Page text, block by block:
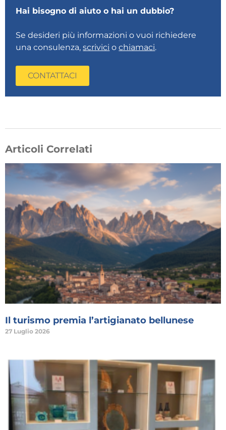
Hai bisogno di aiuto o hai un dubbio?
Se desideri più informazioni o vuoi richiedere
una consulenza,scrivici ochiamaci.
CONTATTACI
Articoli Correlati
Il turismo premia l’artigianato bellunese
27 Luglio 2026